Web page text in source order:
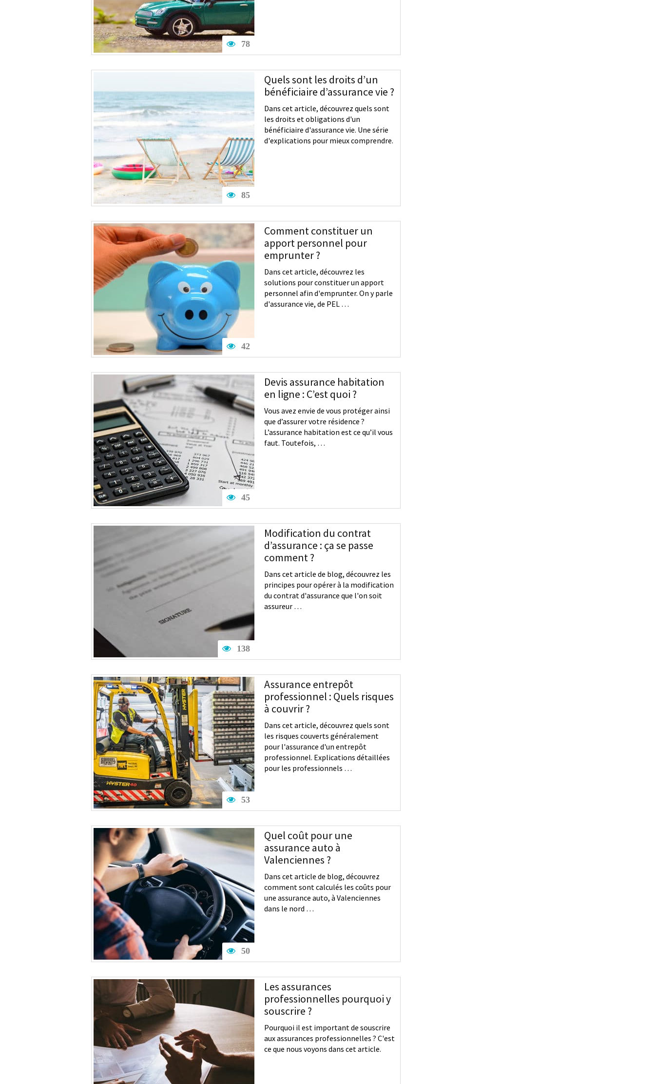
78
85
Quels sont les droits d’un
bénéficiaire d’assurance vie ?
Dans cet article, découvrez quels sont
les droits et obligations d'un
bénéficiaire d'assurance vie. Une série
d'explications pour mieux comprendre.
42
Comment constituer un
apport personnel pour
emprunter ?
Dans cet article, découvrez les
solutions pour constituer un apport
personnel afin d'emprunter. On y parle
d'assurance vie, de PEL …
45
Devis assurance habitation
en ligne : C’est quoi ?
Vous avez envie de vous protéger ainsi
que d’assurer votre résidence ?
L’assurance habitation est ce qu’il vous
faut. Toutefois, …
138
Modification du contrat
d’assurance : ça se passe
comment ?
Dans cet article de blog, découvrez les
principes pour opérer à la modification
du contrat d'assurance que l'on soit
assureur …
53
Assurance entrepôt
professionnel : Quels risques
à couvrir ?
Dans cet article, découvrez quels sont
les risques couverts généralement
pour l'assurance d'un entrepôt
professionnel. Explications détaillées
pour les professionnels …
50
Quel coût pour une
assurance auto à
Valenciennes ?
Dans cet article de blog, découvrez
comment sont calculés les coûts pour
une assurance auto, à Valenciennes
dans le nord …
Les assurances
professionnelles pourquoi y
souscrire ?
Pourquoi il est important de souscrire
aux assurances professionnelles ? C'est
ce que nous voyons dans cet article.